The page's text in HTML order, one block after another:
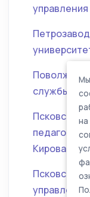
службы
Псковский
Кирова
Псковский